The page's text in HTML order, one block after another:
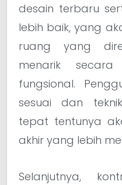
desain terbaru
lebih baik, yang
ruang yang
menarik
fungsional.
sesuai dan
tepat tentunya
akhir yang lebih
Selanjutnya,